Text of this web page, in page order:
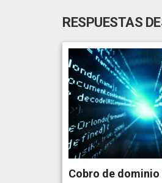
RESPUESTAS
Cobro de dominio